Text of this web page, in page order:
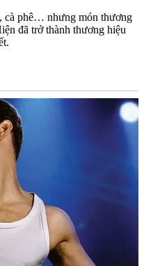
cà phê… nhưng món thương
đã trở thành thương hiệu